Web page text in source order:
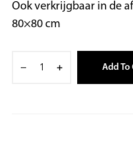
Ook verkrijgbaar in de
80×80 cm
Add To